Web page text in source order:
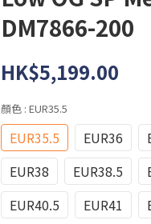
DM7866-200
HK$5,199.00
顏色 : EUR35.5
EUR35.5 EUR36
EUR38
EUR38.5
EUR40.5
EUR41